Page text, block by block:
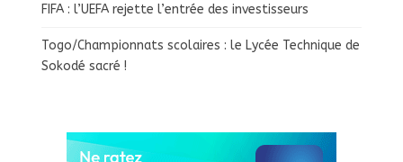
FIFA : l’UEFA rejette l’entrée des investisseurs
Togo/Championnats scolaires : le Lycée Technique de
Sokodé sacré !